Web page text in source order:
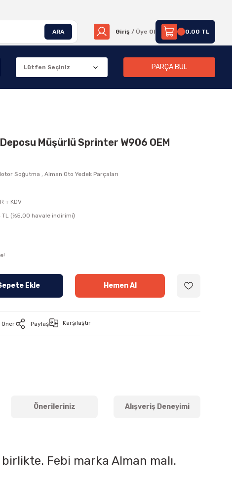
ARA Giriş / Üye Ol 0,00 TL
PARÇA BUL
Müşürlü Sprinter W906 OEM
Soğutma ,Alman Oto Yedek Parçaları
+ KDV
TL (%5,00 havale indirimi)
Ekle Hemen Al
Öner Paylaş Karşılaştır
Önerileriniz Alışveriş Deneyimi
Febi marka Alman malı.